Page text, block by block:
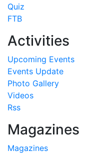
Quiz
FTB
Activities
Upcoming Events
Events Update
Photo Gallery
Videos
Rss
Magazines
Magazines